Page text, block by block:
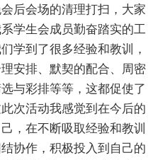
后会场的清理打扫，大家
学生会成员勤奋踏实的工
学到了很多经验和教训，
安排、默契的配合、周密
与彩排等等，这都促使了
次活动我感觉到在今后的
，在不断吸取经验和教训
协作，积极投入到自己的